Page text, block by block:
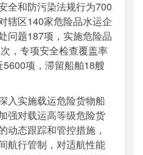
全和防污染法规行为700
辖区140家危险品水运企
问题187项，实施危险品
，专项安全检查覆盖率
项，滞留船舶18艘
入实施载运危险货物船
强对载运高等级危险货
动态跟踪和管控措施，
航行管制，对适航性能